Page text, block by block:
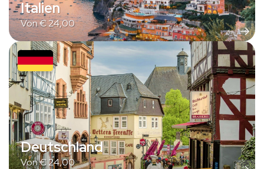
Italien
Von€24,00
Deutschland
Von€24,00